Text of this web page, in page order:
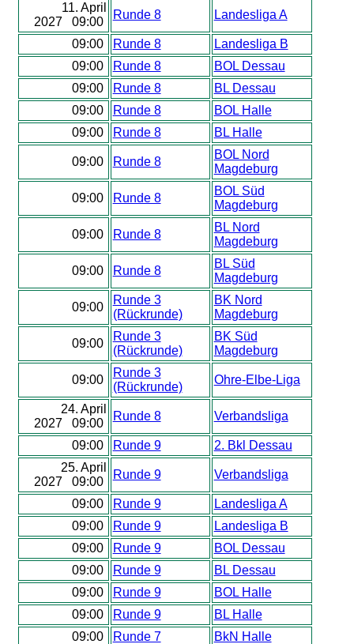
11. April
2027 09:00
Runde 8 Landesliga A
09:00 Runde 8
Landesliga B
09:00
Runde 8
BOL Dessau
09:00
Runde 8
BL Dessau
09:00
Runde 8
BOL Halle
09:00
Runde 8 BL Halle
09:00 Runde 8
BOL Nord
Magdeburg
09:00 Runde 8
BOL Süd
Magdeburg
09:00 Runde 8
BL Nord
Magdeburg
09:00 Runde 8
BL Süd
Magdeburg
09:00
Runde 3
(Rückrunde)
BK Nord
Magdeburg
09:00
Runde 3
(Rückrunde)
BK Süd
Magdeburg
09:00
Runde 3
(Rückrunde)
Ohre-Elbe-Liga
24. April
2027 09:00
Runde 8 Verbandsliga
09:00 Runde 9
2. Bkl Dessau
25. April
2027 09:00
Runde 9 Verbandsliga
09:00 Runde 9
Landesliga A
09:00
Runde 9
Landesliga B
09:00
Runde 9
BOL Dessau
09:00
Runde 9
BL Dessau
09:00
Runde 9
BOL Halle
09:00
Runde 9
BL Halle
09:00
Runde 7
BkN Halle